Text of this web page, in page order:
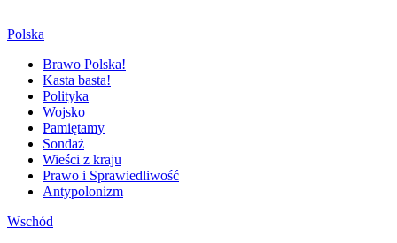
Polska
Brawo Polska!
Kasta basta!
Polityka
Wojsko
Pamiętamy
Sondaż
Wieści z kraju
Prawo i Sprawiedliwość
Antypolonizm
Wschód